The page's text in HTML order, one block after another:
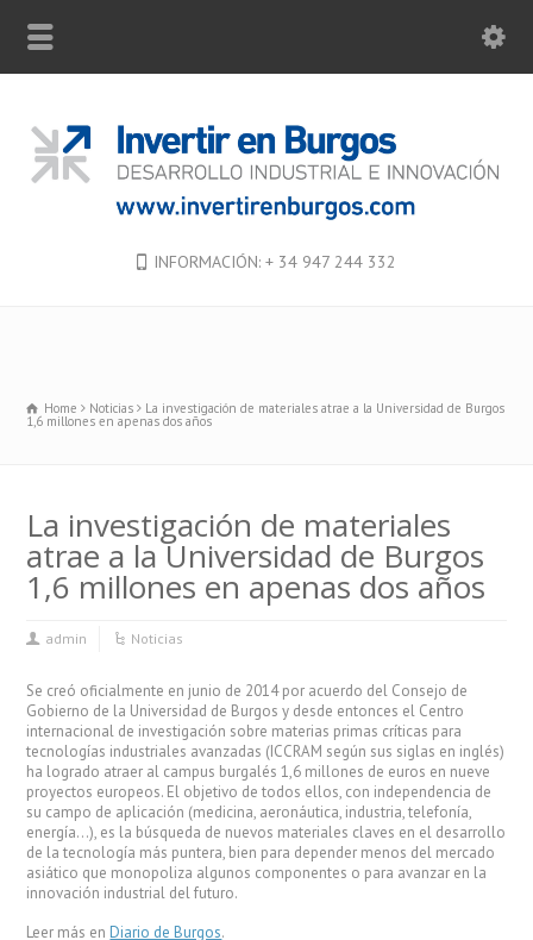
INFORMACIÓN: + 34 947 244 332
Home Noticias La investigación de materiales atrae a la Universidad de Burgos
1,6 millones en apenas dos años
La investigación de materiales
atrae a la Universidad de Burgos
1,6 millones en apenas dos años
admin Noticias
Se creó oficialmente en junio de 2014 por acuerdo del Consejo de
Gobierno de la Universidad de Burgos y desde entonces el Centro
internacional de investigación sobre materias primas críticas para
tecnologías industriales avanzadas (ICCRAM según sus siglas en inglés)
ha logrado atraer al campus burgalés 1,6 millones de euros en nueve
proyectos europeos. El objetivo de todos ellos, con independencia de
su campo de aplicación (medicina, aeronáutica, industria, telefonía,
energía…), es la búsqueda de nuevos materiales claves en el desarrollo
de la tecnología más puntera, bien para depender menos del mercado
asiático que monopoliza algunos componentes o para avanzar en la
innovación industrial del futuro.
Leer más enDiario de Burgos.